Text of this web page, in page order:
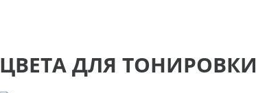
ЦВЕТА ДЛЯ ТОНИРОВКИ